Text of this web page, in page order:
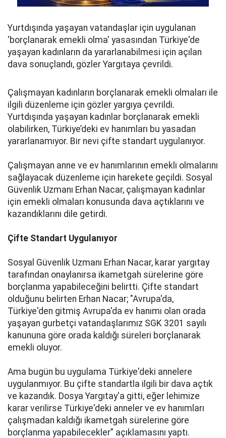
Yurtdışında yaşayan vatandaşlar için uygulanan
'borçlanarak emekli olma' yasasından Türkiye'de
yaşayan kadınların da yararlanabilmesi için açılan
dava sonuçlandı, gözler Yargıtaya çevrildi.
Çalışmayan kadınların borçlanarak emekli olmaları ile
ilgili düzenleme için gözler yargıya çevrildi.
Yurtdışında yaşayan kadınlar borçlanarak emekli
olabilirken, Türkiye’deki ev hanımları bu yasadan
yararlanamıyor. Bir nevi çifte standart uygulanıyor.
Çalışmayan anne ve ev hanımlarının emekli olmalarını
sağlayacak düzenleme için harekete geçildi. Sosyal
Güvenlik Uzmanı Erhan Nacar, çalışmayan kadınlar
için emekli olmaları konusunda dava açtıklarını ve
kazandıklarını dile getirdi.
Çifte Standart Uygulanıyor
Sosyal Güvenlik Uzmanı Erhan Nacar, karar yargıtay
tarafından onaylanırsa ikametgah sürelerine göre
borçlanma yapabileceğini belirtti. Çifte standart
olduğunu belirten Erhan Nacar; "Avrupa'da,
Türkiye'den gitmiş Avrupa'da ev hanımı olan orada
yaşayan gurbetçi vatandaşlarımız SGK 3201 sayılı
kanununa göre orada kaldığı süreleri borçlanarak
emekli oluyor.
Ama bugün bu uygulama Türkiye'deki annelere
uygulanmıyor. Bu çifte standartla ilgili bir dava açtık
ve kazandık. Dosya Yargıtay'a gitti, eğer lehimize
karar verilirse Türkiye'deki anneler ve ev hanımları
çalışmadan kaldığı ikametgah sürelerine göre
borçlanma yapabilecekler” açıklamasını yaptı.